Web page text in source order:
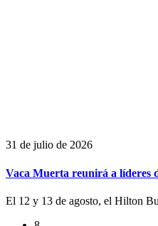
31 de julio de 2026
Vaca Muerta reunirá a líderes
El 12 y 13 de agosto, el Hilton